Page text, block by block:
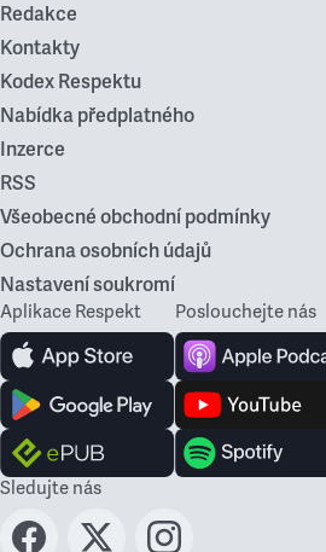
Redakce
Kontakty
Kodex Respektu
Nabídka předplatného
Inzerce
RSS
Všeobecné obchodní podmínky
Ochrana osobních údajů
Nastavení soukromí
Aplikace Respekt Poslouchejte nás
Sledujte nás